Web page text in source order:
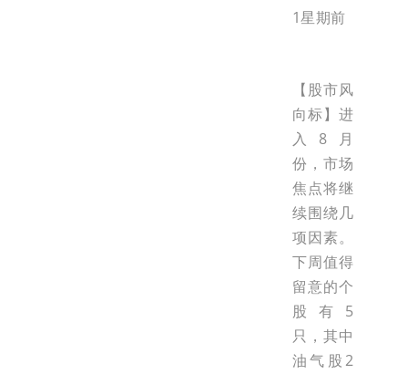
1星期前
【股市风
向标】进
入8月
份，市场
焦点将继
续围绕几
项因素。
下周值得
留意的个
股有5
只，其中
油气股2